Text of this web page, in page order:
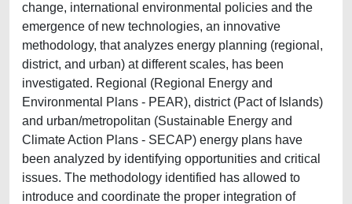
change, international environmental policies and the
emergence of new technologies, an innovative
methodology, that analyzes energy planning (regional,
district, and urban) at different scales, has been
investigated. Regional (Regional Energy and
Environmental Plans - PEAR), district (Pact of Islands)
and urban/metropolitan (Sustainable Energy and
Climate Action Plans - SECAP) energy plans have
been analyzed by identifying opportunities and critical
issues. The methodology identified has allowed to
introduce and coordinate the proper integration of